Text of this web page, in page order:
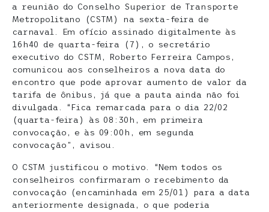
a reunião do Conselho Superior de Transporte
Metropolitano (CSTM) na sexta-feira de
carnaval. Em ofício assinado digitalmente às
16h40 de quarta-feira (7), o secretário
executivo do CSTM, Roberto Ferreira Campos,
comunicou aos conselheiros a nova data do
encontro que pode aprovar aumento de valor da
tarifa de ônibus, já que a pauta ainda não foi
divulgada. “Fica remarcada para o dia 22/02
(quarta-feira) às 08:30h, em primeira
convocação, e às 09:00h, em segunda
convocação”, avisou.
O CSTM justificou o motivo. “Nem todos os
conselheiros confirmaram o recebimento da
convocação (encaminhada em 25/01) para a data
anteriormente designada, o que poderia